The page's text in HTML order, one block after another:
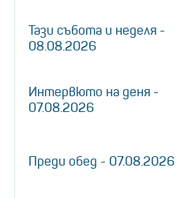
Тази събота и неделя -
08.08.2026
Интервюто на деня -
07.08.2026
Преди обед - 07.08.2026